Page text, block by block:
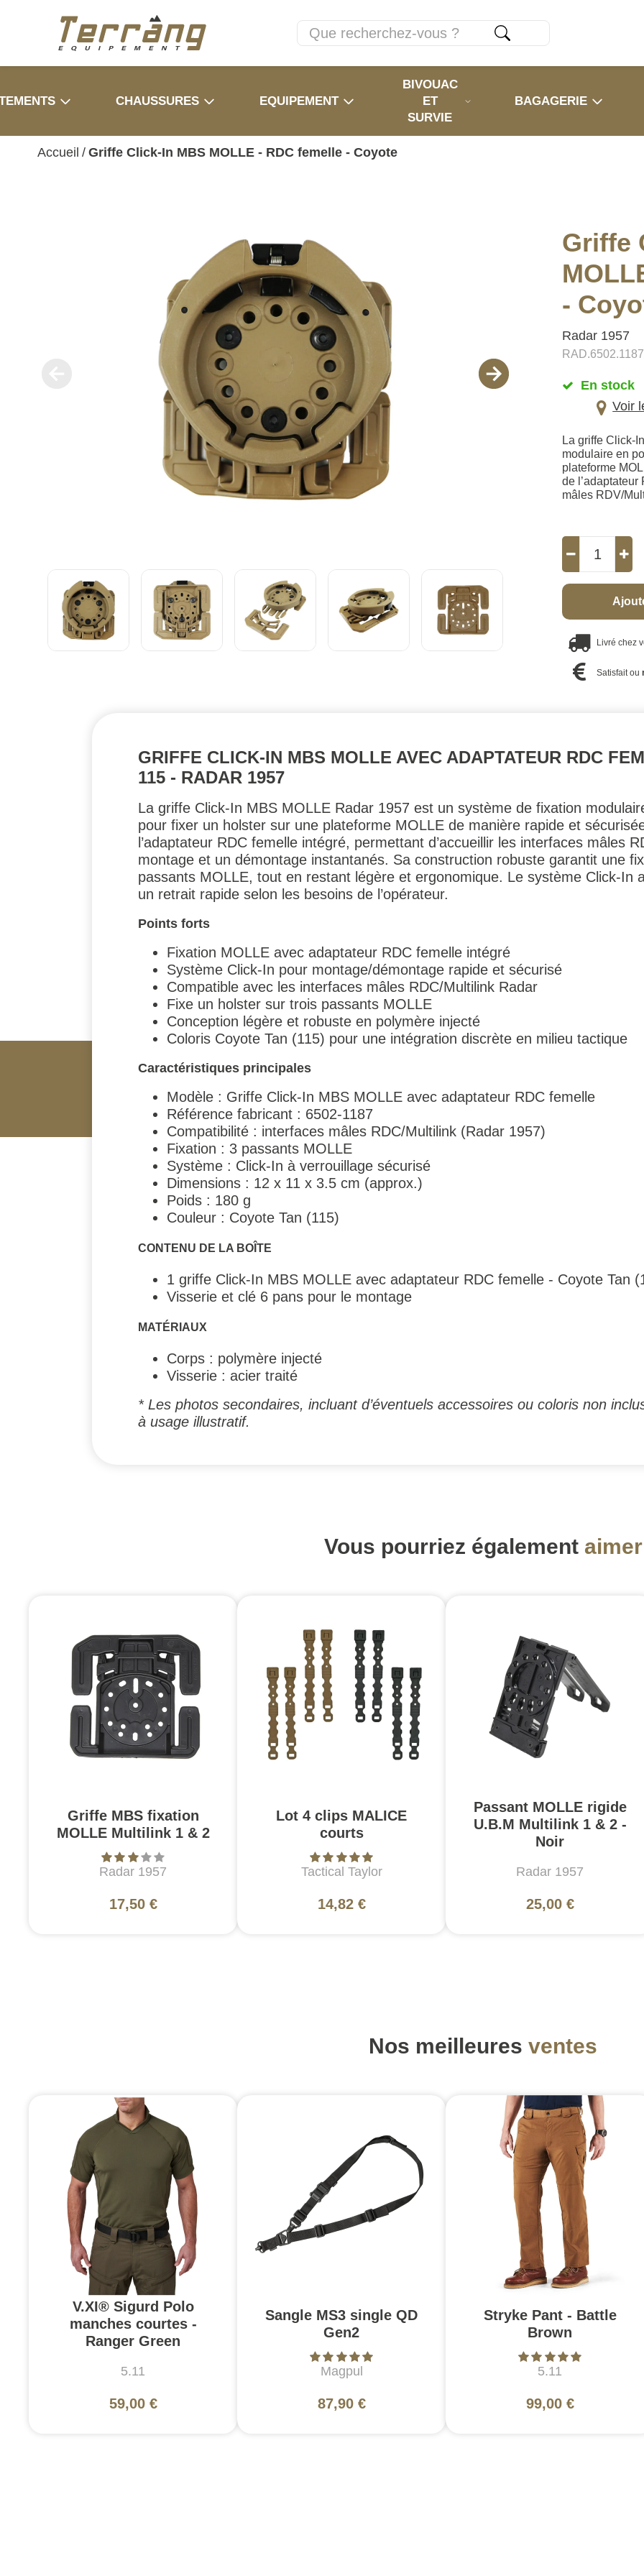
CHAUSSURES EQUIPEMENT
BIVOUAC
ET
SURVIE
BAGAGERIE
Accueil / Griffe Click-In MBS MOLLE - RDC femelle - Coyote
Griffe
-
Radar 1957
En stock
Voir
La griffe Click-
modulaire en
plateforme
de
mâles RDV/
Livré chez
Satisfait ou
GRIFFE CLICK-IN MBS MOLLE AVEC ADAPTATEUR RDC
115 - RADAR 1957
La griffe Click-In MBS MOLLE Radar 1957 est un système de fixation
pour fixer un holster sur une plateforme MOLLE de manière rapide et
l’adaptateur RDC femelle intégré, permettant d’accueillir les interfaces mâles
montage et un démontage instantanés. Sa construction robuste garantit une
passants MOLLE, tout en restant légère et ergonomique. Le système Click-In
un retrait rapide selon les besoins de l’opérateur.
Points forts
Fixation MOLLE avec adaptateur RDC femelle intégré
Système Click-In pour montage/démontage rapide et sécurisé
Compatible avec les interfaces mâles RDC/Multilink Radar
Fixe un holster sur trois passants MOLLE
Conception légère et robuste en polymère injecté
Coloris Coyote Tan (115) pour une intégration discrète en milieu tactique
Caractéristiques principales
Modèle : Griffe Click-In MBS MOLLE avec adaptateur RDC femelle
Référence fabricant : 6502-1187
Compatibilité : interfaces mâles RDC/Multilink (Radar 1957)
Fixation : 3 passants MOLLE
Système : Click-In à verrouillage sécurisé
Dimensions : 12 x 11 x 3.5 cm (approx.)
Poids : 180 g
Couleur : Coyote Tan (115)
CONTENU DE LA BOÎTE
1 griffe Click-In MBS MOLLE avec adaptateur RDC femelle - Coyote Tan
Visserie et clé 6 pans pour le montage
MATÉRIAUX
Corps : polymère injecté
Visserie : acier traité
* Les photos secondaires, incluant d’éventuels accessoires ou coloris non
à usage illustratif.
Vous pourriez également aimer
Griffe MBS fixation
MOLLE Multilink 1 & 2
Radar 1957
17,50 €
Lot 4 clips MALICE
courts
Tactical Taylor
14,82 €
Passant MOLLE rigide
U.B.M Multilink 1 & 2 -
Noir
Radar 1957
25,00 €
Nos meilleures ventes
V.XI® Sigurd Polo
manches courtes -
Ranger Green
5.11
59,00 €
Sangle MS3 single QD
Gen2
Magpul
87,90 €
Stryke Pant - Battle
Brown
5.11
99,00 €